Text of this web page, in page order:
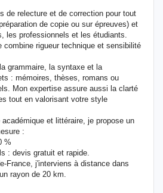
de relecture et de correction pour tout
de copie ou sur épreuves) et
les professionnels et les étudiants.
rigueur technique et sensibilité
grammaire, la syntaxe et la
: mémoires, thèses, romans ou
Mon expertise assure aussi la clarté
tout en valorisant votre style
et littéraire, je propose un
:
%
: devis gratuit et rapide.
France, j'interviens à distance dans
rayon de 20 km.